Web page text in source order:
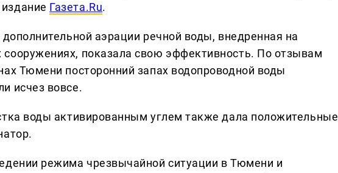
Газета.Ru.
аэрации речной воды, внедренная на
сооружениях, показала свою эффективность. По отзывам
Тюмени посторонний запах водопроводной воды
исчез вовсе.
воды активированным углем также дала положительные
режима чрезвычайной ситуации в Тюмени и